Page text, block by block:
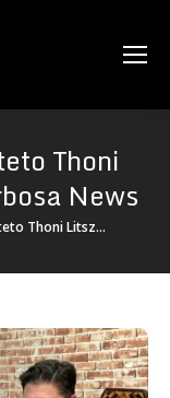
Thoni
News
Thoni Litsz…